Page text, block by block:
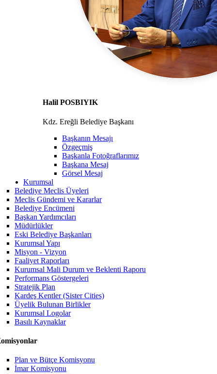
Halil POSBIYIK
Kdz. Ereğli Belediye Başkanı
Başkanın Mesajı
Özgeçmiş
Başkanla Fotoğraflarımız
Başkana Mesaj
Görsel Mesaj
Kurumsal
Belediye Meclis Üyeleri
Meclis Gündemi ve Kararlar
Belediye Encümeni
Başkan Yardımcıları
Müdürlükler
Eski Belediye Başkanları
Kurumsal Yapı
Misyon - Vizyon
Faaliyet Raporları
Kurumsal Mali Durum ve Beklenti Raporu
Performans Göstergeleri
Stratejik Plan
Kardeş Kentler (Sister Cities)
Üyelik Bulunan Birlikler
Kurumsal Logolar
Basılı Kaynaklar
Plan ve Bütçe Komisyonu
İmar Komisyonu